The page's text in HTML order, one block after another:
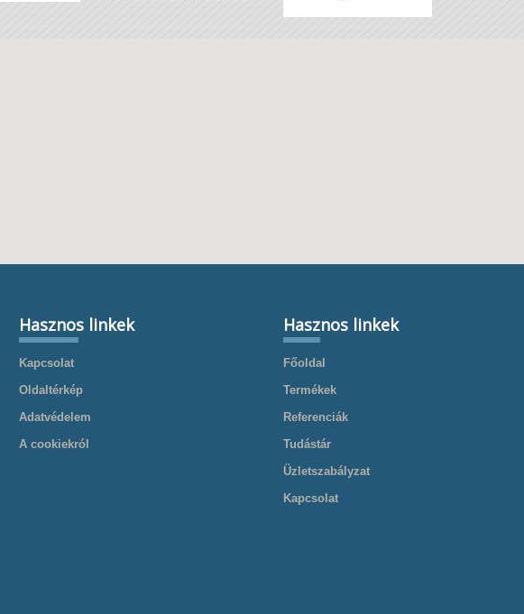
Hasznos linkek
Kapcsolat
Oldaltérkép
Adatvédelem
A cookiekról
Hasznos linkek
Főoldal
Termékek
Referenciák
Tudástár
Üzletszabályzat
Kapcsolat